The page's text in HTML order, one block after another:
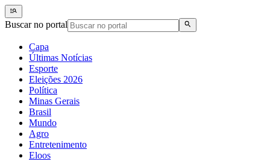
Buscar no portal
Capa
Últimas Notícias
Esporte
Eleições 2026
Política
Minas Gerais
Brasil
Mundo
Agro
Entretenimento
Eloos